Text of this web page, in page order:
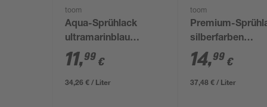
toom
Aqua-Sprühlack
ultramarinblau
glänzend 350 ml
11,99 €
34,26 € / Liter
toom
Premium-
silberfarben
seidenmatt 400
14,99 €
37,48 € / Liter